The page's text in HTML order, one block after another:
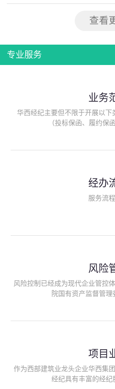
查看
专业服务
业务
华西经纪主要但不限于开展以
（投标保函、履约保
险、政府公共安全责任保险/自然
人责任险、首台套/首版次保险、
险产品；（六）保险招投标业务
供专业、优质的
经办
服务流
风险
风险控制已经成为现代企业管控
院国有资产监督管理
能够为客户降低风险管理成本，
从风险评估、风险分析、风险防
等全方位、全过程、专家式的服
项目
作为西部建筑业龙头企业华西集
经纪具有丰富的经纪